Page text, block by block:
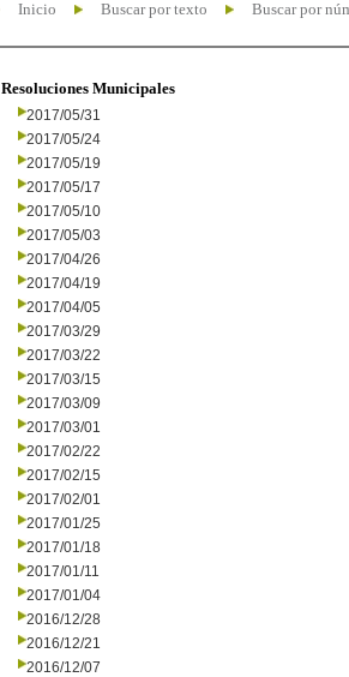
Inicio Buscar por texto Buscar por
Resoluciones Municipales
2017/05/31
2017/05/24
2017/05/19
2017/05/17
2017/05/10
2017/05/03
2017/04/26
2017/04/19
2017/04/05
2017/03/29
2017/03/22
2017/03/15
2017/03/09
2017/03/01
2017/02/22
2017/02/15
2017/02/01
2017/01/25
2017/01/18
2017/01/11
2017/01/04
2016/12/28
2016/12/21
2016/12/07